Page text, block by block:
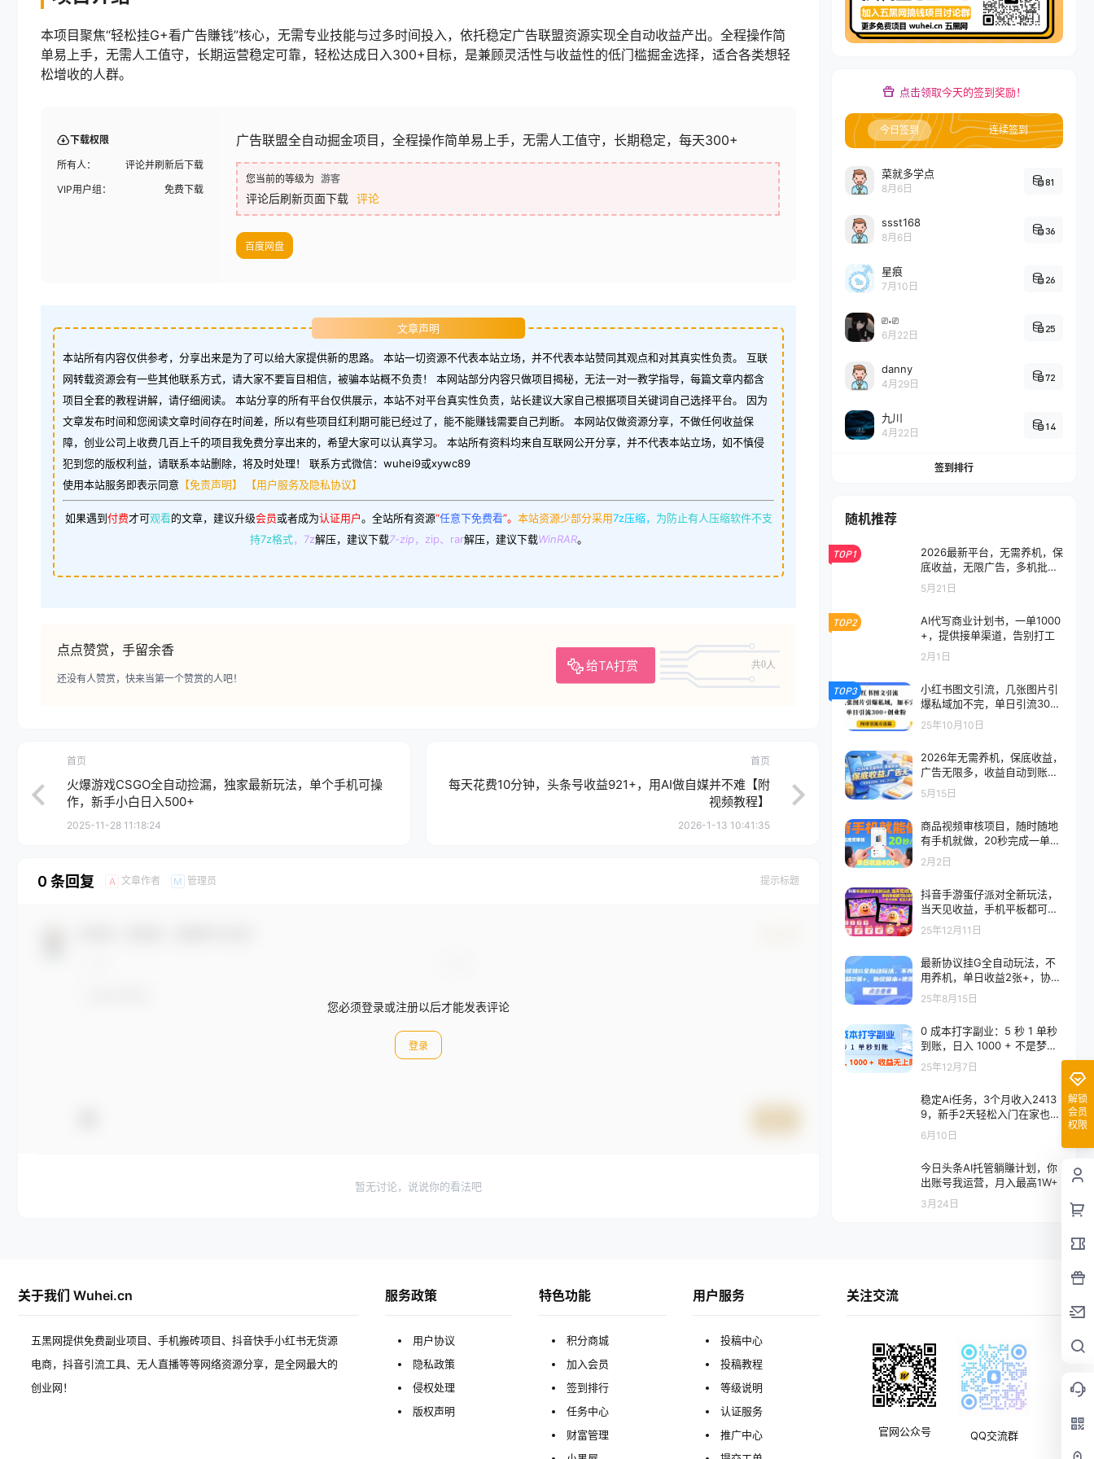
本项目聚焦“轻松挂G+看广告賺钱”核心，无需专业技能与过多时间投入，依托稳定广告联盟资源实现全自动收益产出。全程操作简
单易上手，无需人工值守，长期运营稳定可靠，轻松达成日入300+目标，是兼顾灵活性与收益性的低门槛掘金选择，适合各类想轻
松增收的人群。
下载权限
所有人：
评论并刷新后下载
VIP用户组：
免费下载
广告联盟全自动掘金项目，全程操作简单易上手，无需人工值守，长期稳定，每天300+
您当前的等级为 游客
评论后刷新页面下载 评论
百度网盘
文章声明
本站所有内容仅供参考，分享出来是为了可以给大家提供新的思路。 本站一切资源不代表本站立场，并不代表本站赞同其观点和对其真实性负责。 互联
网转载资源会有一些其他联系方式，请大家不要盲目相信，被骗本站概不负责！ 本网站部分内容只做项目揭秘，无法一对一教学指导，每篇文章内都含
项目全套的教程讲解，请仔细阅读。 本站分享的所有平台仅供展示，本站不对平台真实性负责，站长建议大家自己根据项目关键词自己选择平台。 因为
文章发布时间和您阅读文章时间存在时间差，所以有些项目红利期可能已经过了，能不能赚钱需要自己判断。 本网站仅做资源分享，不做任何收益保
障，创业公司上收费几百上千的项目我免费分享出来的，希望大家可以认真学习。 本站所有资料均来自互联网公开分享，并不代表本站立场，如不慎侵
犯到您的版权利益，请联系本站删除，将及时处理！ 联系方式微信：wuhei9或xywc89
使用本站服务即表示同意 【免责声明】 【用户服务及隐私协议】
如果遇到付费才可观看的文章，建议升级会员或者成为认证用户。 全站所有资源“任意下免费看”。 本站资源少部分采用7z压缩， 为防止有人压缩软件不支
持7z格式，7z解压，建议下载7-zip，zip、rar解压，建议下载WinRAR。
点点赞赏，手留余香
给TA打赏 共0人
还没有人赞赏，快来当第一个赞赏的人吧！
首页
火爆游戏CSGO全自动捡漏，独家最新玩法，单个手机可操
作，新手小白日入500+
2025-11-28 11:18:24
首页
每天花费10分钟，头条号收益921+，用AI做自媒并不难【附
视频教程】
2026-1-13 10:41:35
0 条回复 A 文章作者 M 管理员 提示标题
您必须登录或注册以后才能发表评论
登录
暂无讨论，说说你的看法吧
点击领取今天的签到奖励！
今日签到 连续签到
菜就多学点
8月6日
81
ssst168
8月6日
36
星痕
7月10日
26
⎚˕⎚
6月22日
25
danny
4月29日
72
九川
4月22日
14
签到排行
随机推荐
TOP1
2026最新平台，无需养机，保
底收益，无限广告，多机批量
操作，一天轻松200+
5月21日
TOP2
AI代写商业计划书，一单1000
+，提供接单渠道，告别打工
2月1日
TOP3
小红书图文引流，几张图片引
爆私域加不完，单日引流300
＋创业粉
25年10月10日
2026年无需养机，保底收益，
广告无限多，收益自动到账，
多机一天200+
5月15日
商品视频审核项目，随时随地
有手机就做，20秒完成一单，
单日收4张
2月2日
抖音手游蛋仔派对全新玩法，
当天见收益，手机平板都可以
操作，一天十分钟也日入多张
25年12月11日
最新协议挂G全自动玩法，不
用养机，单日收益2张+，协议
脚本+使用教程【揭秘】
25年8月15日
0 成本打字副业：5 秒 1 单秒
到账，日入 1000 + 不是梦，
收益无上限！
25年12月7日
稳定Ai任务，3个月收入2413
9，新手2天轻松入门在家也可
以接任务！
6月10日
今日头条AI托管躺賺计划，你
出账号我运营，月入最高1W+
3月24日
解锁
会员
权限
关于我们 Wuhei.cn
五黑网提供免费副业项目、手机搬砖项目、抖音快手小红书无货源
电商，抖音引流工具、无人直播等等网络资源分享，是全网最大的
创业网！
服务政策
用户协议
隐私政策
侵权处理
版权声明
特色功能
积分商城
加入会员
签到排行
任务中心
财富管理
用户服务
投稿中心
投稿教程
等级说明
认证服务
推广中心
关注交流
官网公众号 QQ交流群